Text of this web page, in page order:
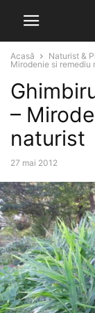
Acasă Naturist &
Mirodenie si remediu
–
naturist
27 mai 2012